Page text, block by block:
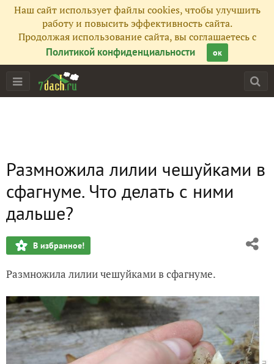
Наш сайт использует файлы cookies, чтобы улучшить
работу и повысить эффективность сайта.
Продолжая использование сайта, вы соглашаетесь с
Политикой конфиденциальности
ок
Размножила лилии чешуйками в
сфагнуме. Что делать с ними
дальше?
В избранное!
Размножила лилии чешуйками в сфагнуме.